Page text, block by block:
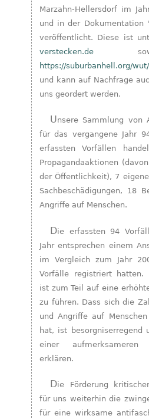
Marzahn-Hellersdorf im
und in der Dokumentation
veröffentlicht. Diese ist
verstecken.de
https://suburbanhell.org/wut/
und kann auf Nachfrage
uns geordert werden.
Unsere Sammlung von Aktivitäten umfasst
für das vergangene Jahr
erfassten Vorfällen
Propagandaaktionen
der Öffentlichkeit), 7
Sachbeschädigungen, 18
Angriffe auf Menschen.
Die erfassten 94 Vorfälle im vergangenen
Jahr entsprechen einem
im Vergleich zum Jahr
Vorfälle registriert hatten.
ist zum Teil auf eine
zu führen. Dass sich die
und Angriffe auf
hat, ist
einer aufmerksameren
erklären.
Die Förderung kritischen Bewusstseins ist
für uns weiterhin die
für eine wirksame